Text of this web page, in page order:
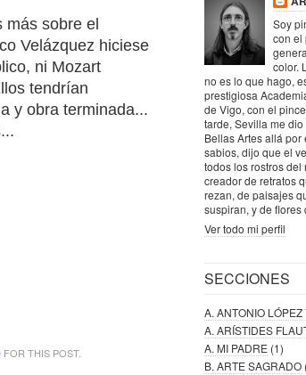
sobre el
Velázquez hiciese
ni Mozart
tendrían
y obra terminada...
FOR THIS POST.
Soy
con el
color.
no es lo que hago,
prestigiosa
de Vigo, con el
tarde, Sevilla me
Bellas Artes allá
sabios, dijo que el
todos los rostros del
creador de retratos
rezan, de paisajes
suspiran, y de flores
Ver todo mi perfil
SECCIONES
A. ANTONIO
A. ARÍSTIDES
A. MI PADRE (1)
B. ARTE SAGRADO